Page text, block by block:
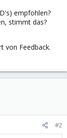
empfohlen?
stimmt das?
von Feedback.
#2